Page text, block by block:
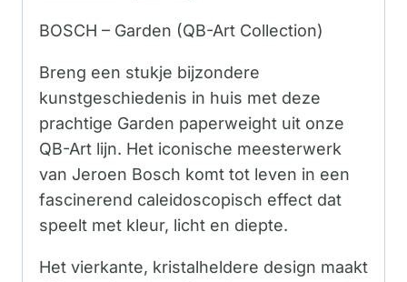
BOSCH – Garden (QB-Art Collection)
Breng een stukje bijzondere
kunstgeschiedenis in huis met deze
prachtige Garden paperweight uit onze
QB-Art lijn. Het iconische meesterwerk
van Jeroen Bosch komt tot leven in een
fascinerend caleidoscopisch effect dat
speelt met kleur, licht en diepte.
Het vierkante, kristalheldere design maakt